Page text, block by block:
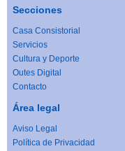
Secciones
Casa Consistorial
Servicios
Cultura y Deporte
Outes Digital
Contacto
Área legal
Aviso Legal
Política de Privacidad